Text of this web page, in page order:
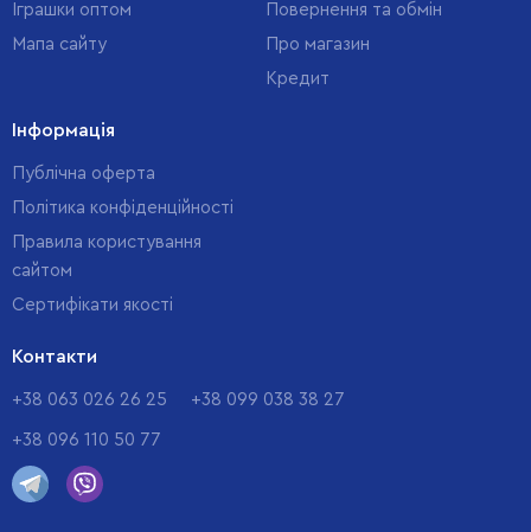
Іграшки оптом
Мапа сайту
Повернення та обмін
Про магазин
Кредит
Інформація
Публічна оферта
Політика конфіденційності
Правила користування
сайтом
Cертифікати якості
Контакти
+38 063 026 26 25 +38 099 038 38 27
+38 096 110 50 77